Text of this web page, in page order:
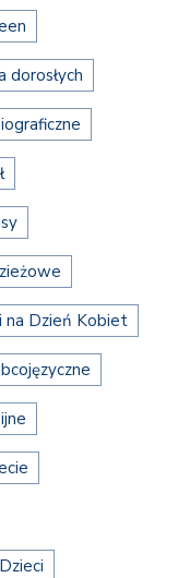
dorosłych
na Dzień Kobiet